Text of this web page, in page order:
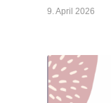
9. April 2026